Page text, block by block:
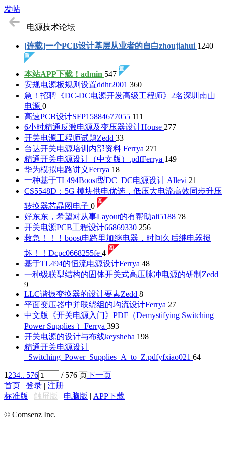
发帖
电源技术论坛
[连载]一个PCB设计基层从业者的自白zhoujiahui 1240
本站APP下载！ admin 547
安规电源板规则设置ddhr2001 360
急！招聘《DC-DC电源开发高级工程师》2名深圳南山
电源 0
高速PCB设计SFP15884677055 111
6小时精通反激电源及变压器设计House 277
开关电源工程师试题Zedd 33
台达开关电源培训内部资料 Ferrya 271
精通开关电源设计（中文版）.pdfFerrya 149
华为模拟电路讲义Ferrya 18
一种基于TL494Boost型DC_DC电源设计 Allevi 21
CS5548D：5G 模块供电优选，低压大电流高效同步升压
转换器芯晶图电子 0
好东东，希望对从事Layout的有帮助ali5188 78
开关电源PCB工程设计66869330 256
救急！！！boost电路里加继电器，时间久后继电器损
坏！！ Dcpc0668255fe 4
基于TL494的恒流电源设计Ferrya 48
一种级联型结构的固体开关式高压脉冲电源的研制 Zedd
9
LLC谐振变换器的设计要素Zedd 8
平面变压器中并联绕组的均流设计Ferrya 27
中文版《开关电源入门》PDF（Demystifying Switching
Power Supplies ） Ferrya 393
开关电源的设计与布线keysheha 198
精通开关电源设计
_Switching_Power_Supplies_A_to_Z.pdfyfxiao021 64
1234.. 576 / 576 页下一页
首页 | 登录 | 注册
标准版 | 触屏版 | 电脑版 | APP下载
© Comsenz Inc.